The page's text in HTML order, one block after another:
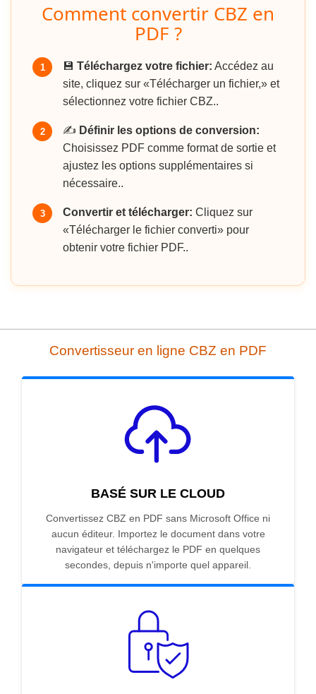
Comment convertir CBZ en
PDF ?
1 💾 Téléchargez votre fichier: Accédez au
site, cliquez sur «Télécharger un fichier,» et
sélectionnez votre fichier CBZ..
2 ✍️ Définir les options de conversion:
Choisissez PDF comme format de sortie et
ajustez les options supplémentaires si
nécessaire..
3 Convertir et télécharger: Cliquez sur
«Télécharger le fichier converti» pour
obtenir votre fichier PDF..
Convertisseur en ligne CBZ en PDF
BASÉ SUR LE CLOUD
Convertissez CBZ en PDF sans Microsoft Office ni
aucun éditeur. Importez le document dans votre
navigateur et téléchargez le PDF en quelques
secondes, depuis n'importe quel appareil.